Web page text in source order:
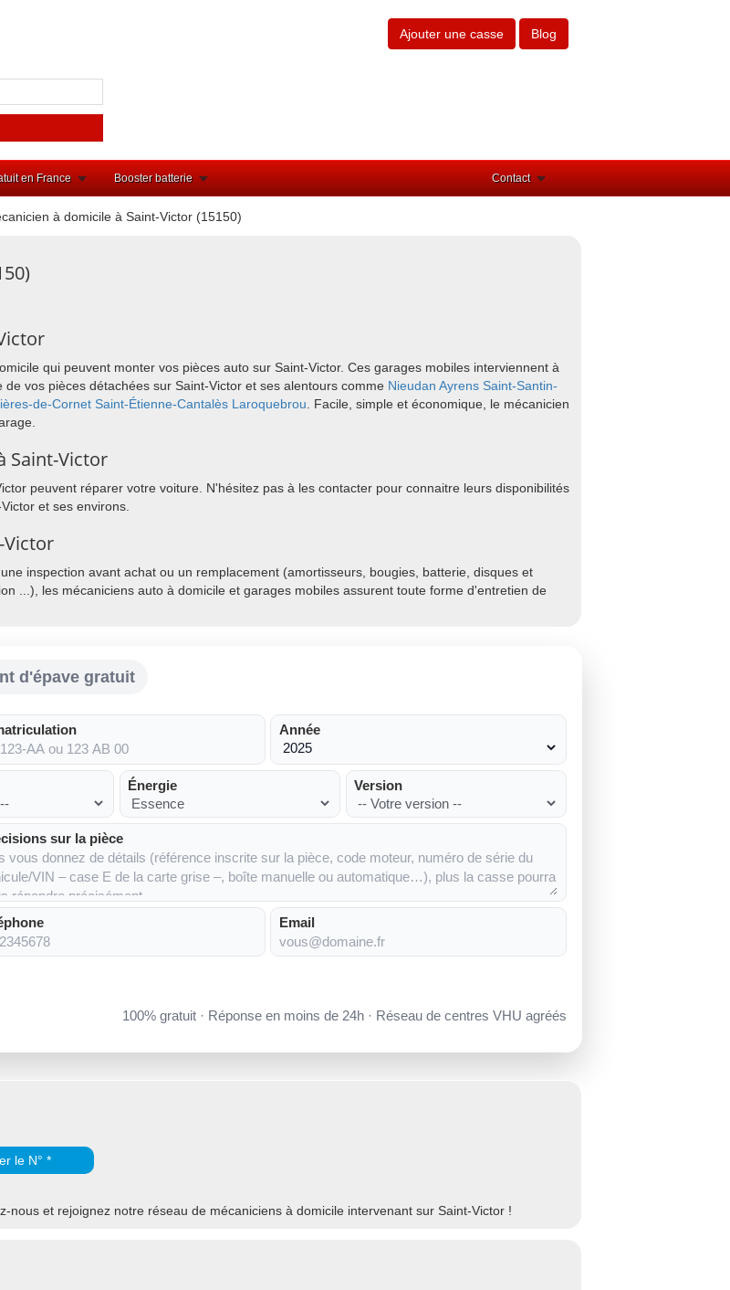
Ajouter une casse Blog
en France Booster batterie Contact
à domicile à Saint-Victor (15150)
qui peuvent monter vos pièces auto sur Saint-Victor. Ces garages mobiles interviennent à
vos pièces détachées sur Saint-Victor et ses alentours comme Nieudan Ayrens Saint-Santin-
de-Cornet Saint-Étienne-Cantalès Laroquebrou . Facile, simple et économique, le mécanicien
Saint-Victor
peuvent réparer votre voiture. N'hésitez pas à les contacter pour connaitre leurs disponibilités
et ses environs.
Victor
inspection avant achat ou un remplacement (amortisseurs, bougies, batterie, disques et
...), les mécaniciens auto à domicile et garages mobiles assurent toute forme d'entretien de
d'épave gratuit
Année
Énergie Version
sur la pièce
Email
100% gratuit · Réponse en moins de 24h · Réseau de centres VHU agréés
le N° *
nous et rejoignez notre réseau de mécaniciens à domicile intervenant sur Saint-Victor !